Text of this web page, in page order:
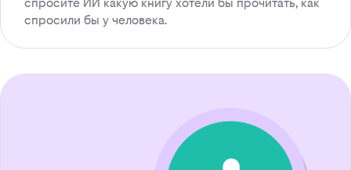
спросили бы у человека.